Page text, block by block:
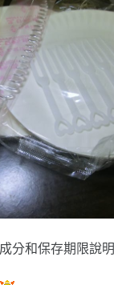
分和保存期限說明